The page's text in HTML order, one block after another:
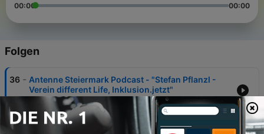
00:00 00:00
Folgen
36 - Antenne Steiermark Podcast - "Stefan Pflanzl -
Verein different Life, Inklusion.jetzt"
07 Jul. 2026
35 - Antenne Steiermark Podcast - "Renate Hofer